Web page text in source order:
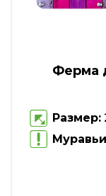
Ферма
Размер: